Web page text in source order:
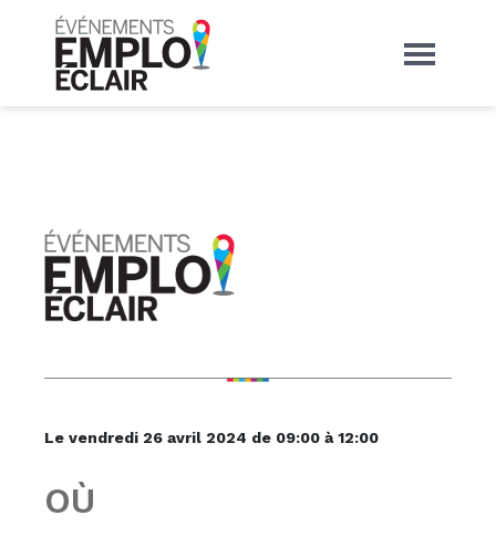
Le vendredi 26 avril 2024 de 09:00 à 12:00
OÙ